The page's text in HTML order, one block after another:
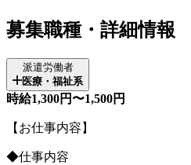
募集職種・詳細情報
派遣労働者
医療・福祉系
時給1,300円〜1,500円
【お仕事内容】
◆仕事内容